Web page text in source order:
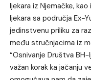
ljekara iz Njemačke,
ljekara sa područja Ex-
jedinstvenu priliku za
među stručnjacima iz
“Osnivanje Društva
važan korak ka jačanju